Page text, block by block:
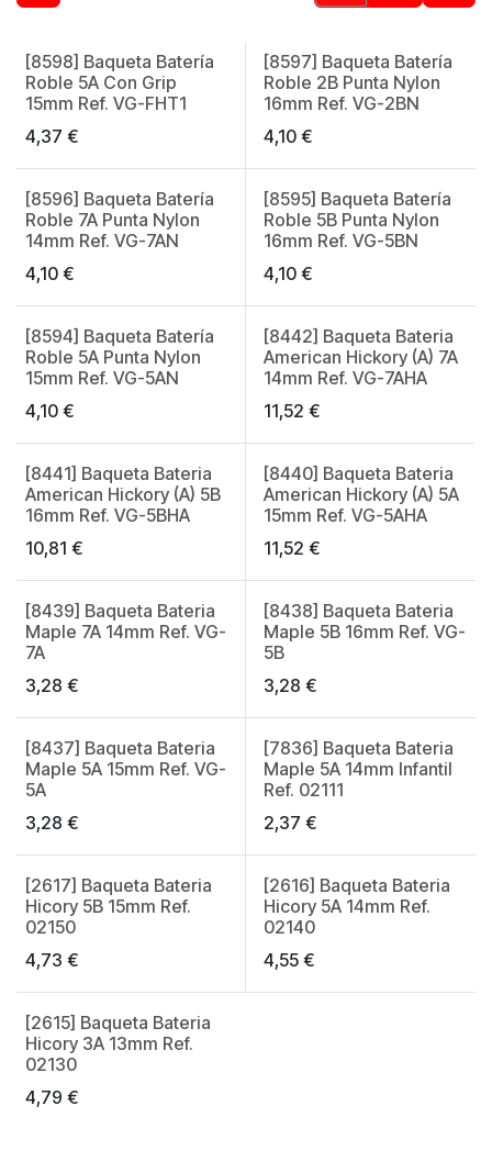
[8598] Baqueta Batería
Roble 5A Con Grip
15mm Ref. VG-FHT1
4,37 €
[8597] Baqueta Batería
Roble 2B Punta Nylon
16mm Ref. VG-2BN
4,10€
[8596] Baqueta Batería
Roble 7A Punta Nylon
14mm Ref. VG-7AN
4,10 €
[8595] Baqueta Batería
Roble 5B Punta Nylon
16mm Ref. VG-5BN
4,10€
[8594] Baqueta Batería
Roble 5A Punta Nylon
15mm Ref. VG-5AN
4,10 €
[8442] Baqueta Bateria
American Hickory (A) 7A
14mm Ref. VG-7AHA
11,52 €
[8441] Baqueta Bateria
American Hickory (A) 5B
16mm Ref. VG-5BHA
10,81 €
[8440] Baqueta Bateria
American Hickory (A) 5A
15mm Ref. VG-5AHA
11,52 €
[8439] Baqueta Bateria
Maple 7A 14mm Ref. VG-
7A
3,28 €
[8438] Baqueta Bateria
Maple 5B 16mm Ref. VG-
5B
3,28 €
[8437] Baqueta Bateria
Maple 5A 15mm Ref. VG-
5A
3,28 €
[7836] Baqueta Bateria
Maple 5A 14mm Infantil
Ref. 02111
2,37 €
[2617] Baqueta Bateria
Hicory 5B 15mm Ref.
02150
4,73 €
[2616] Baqueta Bateria
Hicory 5A 14mm Ref.
02140
4,55€
[2615] Baqueta Bateria
Hicory 3A 13mm Ref.
02130
4,79 €